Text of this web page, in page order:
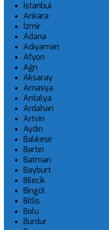
İstanbul
Ankara
İzmir
Adana
Adıyaman
Afyon
Ağrı
Aksaray
Amasya
Antalya
Ardahan
Artvin
Aydın
Balıkesir
Bartın
Batman
Bayburt
Bilecik
Bingöl
Bitlis
Bolu
Burdur